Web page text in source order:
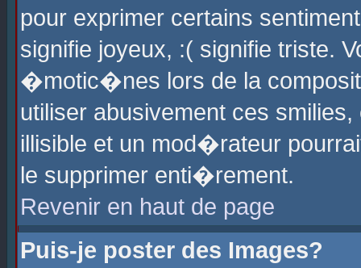
pour exprimer certains
signifie joyeux, :( signifie triste.
�motic�nes lors de la
utiliser abusivement ces
illisible et un mod�rateur
le supprimer enti�rement.
Revenir en haut de page
Puis-je poster des Images?